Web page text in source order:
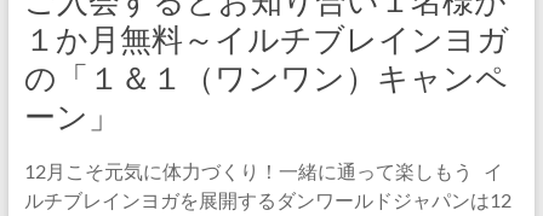
１か月無料～イルチブレインヨガ
の「１＆１（ワンワン）キャンペ
ーン」
12月こそ元気に体力づくり！一緒に通って楽しもう イ
ルチブレインヨガを展開するダンワールドジャパンは12